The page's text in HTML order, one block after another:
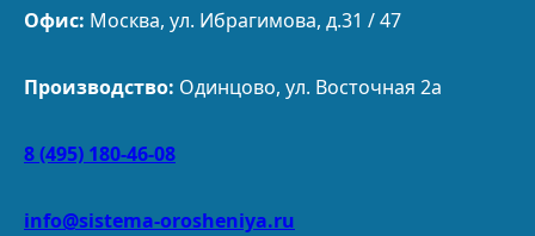
Офис: Москва, ул. Ибрагимова, д.31 / 47
Производство: Одинцово, ул. Восточная 2а
8 (495) 180-46-08
info@sistema-orosheniya.ru